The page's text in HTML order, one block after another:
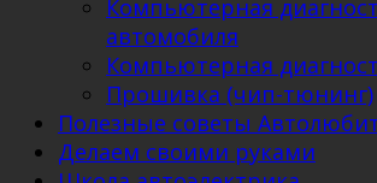
Компьютерная
автомобиля
Компьютерная
Прошивка (чип-тюнинг)
Полезные советы
Делаем своими руками